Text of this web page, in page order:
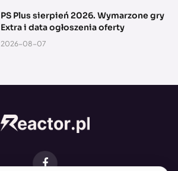
PS Plus sierpień 2026. Wymarzone gry
Extra i data ogłoszenia oferty
2026-08-07
Facebook